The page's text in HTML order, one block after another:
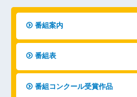
番組案内
番組表
番組コンクール受賞作品